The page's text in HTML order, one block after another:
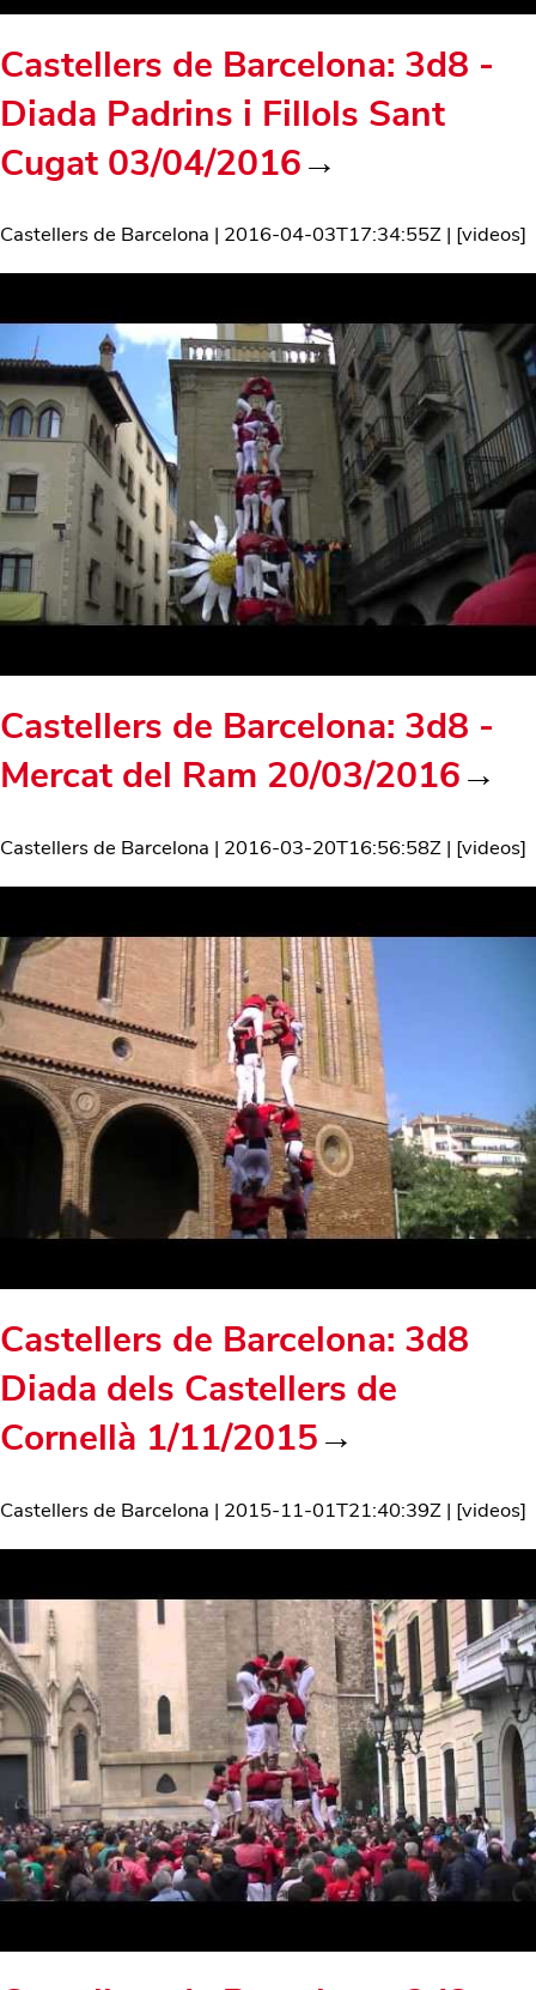
Castellers de Barcelona: 3d8 -
Diada Padrins i Fillols Sant
Cugat 03/04/2016→
Castellers de Barcelona | 2016-04-03T17:34:55Z | [videos]
Castellers de Barcelona: 3d8 -
Mercat del Ram 20/03/2016→
Castellers de Barcelona | 2016-03-20T16:56:58Z | [videos]
Castellers de Barcelona: 3d8
Diada dels Castellers de
Cornellà 1/11/2015→
Castellers de Barcelona | 2015-11-01T21:40:39Z | [videos]